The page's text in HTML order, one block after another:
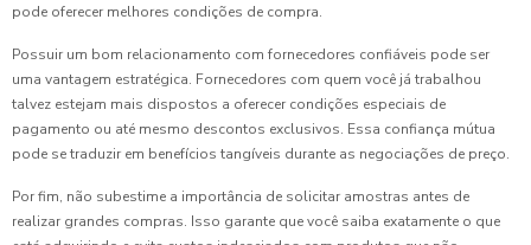
pode oferecer melhores condições de compra.
Possuir um bom relacionamento com fornecedores confiáveis pode ser
uma vantagem estratégica. Fornecedores com quem você já trabalhou
talvez estejam mais dispostos a oferecer condições especiais de
pagamento ou até mesmo descontos exclusivos. Essa confiança mútua
pode se traduzir em benefícios tangíveis durante as negociações de preço.
Por fim, não subestime a importância de solicitar amostras antes de
realizar grandes compras. Isso garante que você saiba exatamente o que